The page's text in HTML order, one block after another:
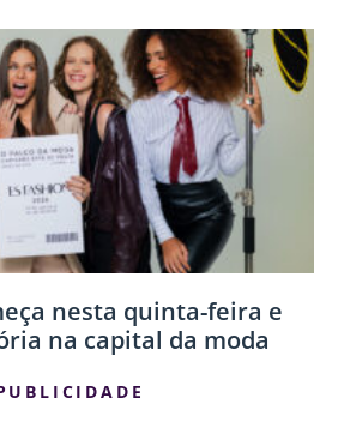
nesta quinta-feira e
na capital da moda